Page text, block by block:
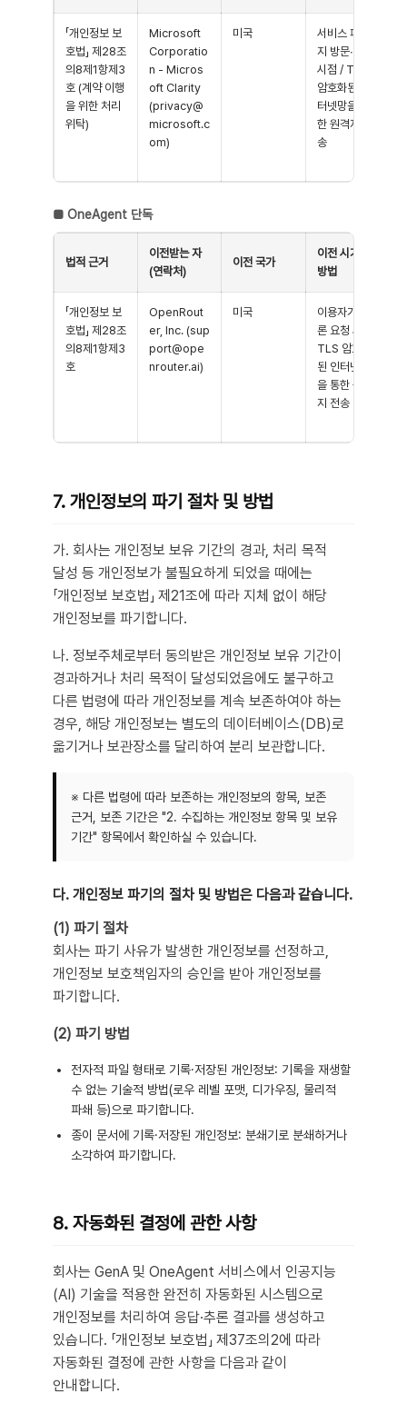
「개인정보 보
호법」 제28조
의8제1항제3
호 (계약 이행
을 위한 처리
위탁)
Microsoft
Corporatio
n - Micros
oft Clarity
(privacy@
microsoft.c
om)
미국
서비스 페이
지 방문∙이용
시점 / TLS
암호화된 인
터넷망을 통
한 원격지 전
송
■ OneAgent 단독
법적 근거
이전받는 자
(연락처)
이전 국가
이전 시기 및
방법
「개인정보 보
호법」 제28조
의8제1항제3
호
OpenRout
er, Inc. (sup
port@ope
nrouter.ai)
미국
이용자가 추
론 요청 시점 /
TLS 암호화
된 인터넷망
을 통한 원격
지 전송
7. 개인정보의 파기 절차 및 방법
가. 회사는 개인정보 보유 기간의 경과, 처리 목적
달성 등 개인정보가 불필요하게 되었을 때에는
「개인정보 보호법」 제21조에 따라 지체 없이 해당
개인정보를 파기합니다.
나. 정보주체로부터 동의받은 개인정보 보유 기간이
경과하거나 처리 목적이 달성되었음에도 불구하고
다른 법령에 따라 개인정보를 계속 보존하여야 하는
경우, 해당 개인정보는 별도의 데이터베이스(DB)로
옮기거나 보관장소를 달리하여 분리 보관합니다.
※ 다른 법령에 따라 보존하는 개인정보의 항목, 보존
근거, 보존 기간은 "2. 수집하는 개인정보 항목 및 보유
기간" 항목에서 확인하실 수 있습니다.
다. 개인정보 파기의 절차 및 방법은 다음과 같습니다.
(1) 파기 절차
회사는 파기 사유가 발생한 개인정보를 선정하고,
개인정보 보호책임자의 승인을 받아 개인정보를
파기합니다.
(2) 파기 방법
전자적 파일 형태로 기록·저장된 개인정보: 기록을 재생할
수 없는 기술적 방법(로우 레벨 포맷, 디가우징, 물리적
파쇄 등)으로 파기합니다.
종이 문서에 기록·저장된 개인정보: 분쇄기로 분쇄하거나
소각하여 파기합니다.
8. 자동화된 결정에 관한 사항
회사는 GenA 및 OneAgent 서비스에서 인공지능
(AI) 기술을 적용한 완전히 자동화된 시스템으로
개인정보를 처리하여 응답·추론 결과를 생성하고
있습니다. 「개인정보 보호법」 제37조의2에 따라
자동화된 결정에 관한 사항을 다음과 같이
안내합니다.